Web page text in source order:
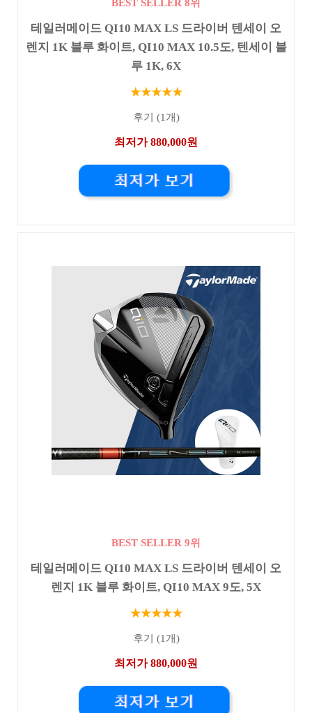
BEST SELLER 8위
테일러메이드 QI10 MAX LS 드라이버 텐세이 오
렌지 1K 블루 화이트, QI10 MAX 10.5도, 텐세이 블
루 1K, 6X
★★★★★
후기 (1개)
최저가 880,000원
BEST SELLER 9위
테일러메이드 QI10 MAX LS 드라이버 텐세이 오
렌지 1K 블루 화이트, QI10 MAX 9도, 5X
★★★★★
후기 (1개)
최저가 880,000원